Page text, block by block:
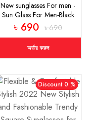
New sunglasses For men -
Sun Glass For Men-Black
Colour
৳ 690 ৳ 690
অর্ডার করুন
Discount 0 %